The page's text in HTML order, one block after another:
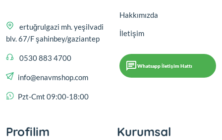
ertuğrulgazi mh. yeşilvadi
blv. 67/F şahinbey/gaziantep
0530 883 4700
info@enavmshop.com
Pzt-Cmt 09:00-18:00
Hakkımızda
İletişim
Whatsapp İletişim Hattı
Profilim Kurumsal